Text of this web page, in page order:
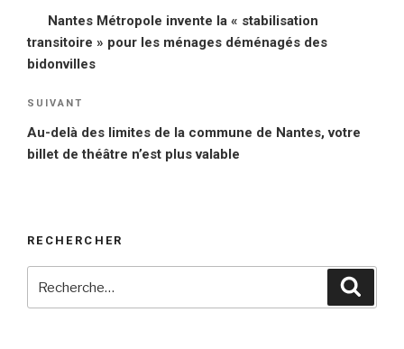
l’article
précédent
Nantes Métropole invente la « stabilisation
transitoire » pour les ménages déménagés des
bidonvilles
Article
suivant
SUIVANT
Au-delà des limites de la commune de Nantes, votre
billet de théâtre n’est plus valable
RECHERCHER